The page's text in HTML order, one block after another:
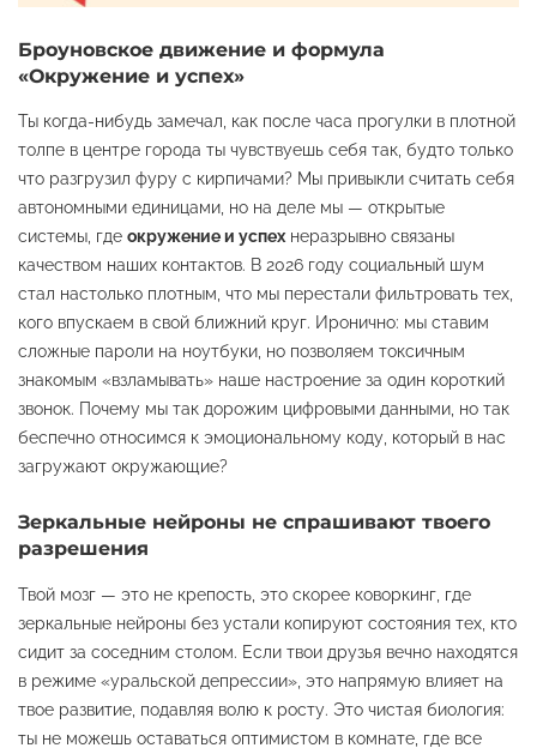
Броуновское движение и формула
«Окружение и успех»
Ты когда-нибудь замечал, как после часа прогулки в плотной
толпе в центре города ты чувствуешь себя так, будто только
что разгрузил фуру с кирпичами? Мы привыкли считать себя
автономными единицами, но на деле мы — открытые
системы, где окружение и успех неразрывно связаны
качеством наших контактов. В 2026 году социальный шум
стал настолько плотным, что мы перестали фильтровать тех,
кого впускаем в свой ближний круг. Иронично: мы ставим
сложные пароли на ноутбуки, но позволяем токсичным
знакомым «взламывать» наше настроение за один короткий
звонок. Почему мы так дорожим цифровыми данными, но так
беспечно относимся к эмоциональному коду, который в нас
загружают окружающие?
Зеркальные нейроны не спрашивают твоего
разрешения
Твой мозг — это не крепость, это скорее коворкинг, где
зеркальные нейроны без устали копируют состояния тех, кто
сидит за соседним столом. Если твои друзья вечно находятся
в режиме «уральской депрессии», это напрямую влияет на
твое развитие, подавляя волю к росту. Это чистая биология:
ты не можешь оставаться оптимистом в комнате, где все